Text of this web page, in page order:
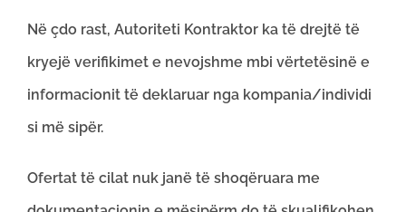
Në çdo rast, Autoriteti Kontraktor ka të drejtë të
kryejë verifikimet e nevojshme mbi vërtetësinë e
informacionit të deklaruar nga kompania/individi
si më sipër.
Ofertat të cilat nuk janë të shoqëruara me